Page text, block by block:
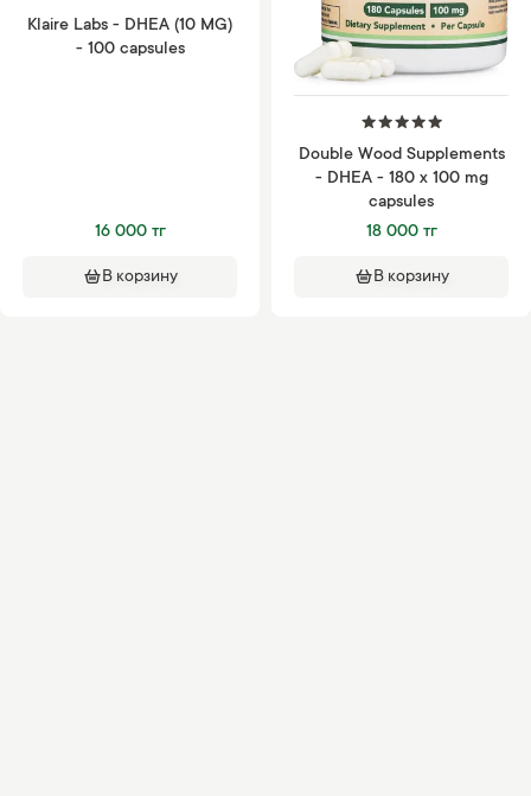
Klaire Labs - DHEA (10 MG)
- 100 capsules
16 000 тг
В корзину
Double Wood Supplements
- DHEA - 180 x 100 mg
capsules
18 000 тг
В корзину